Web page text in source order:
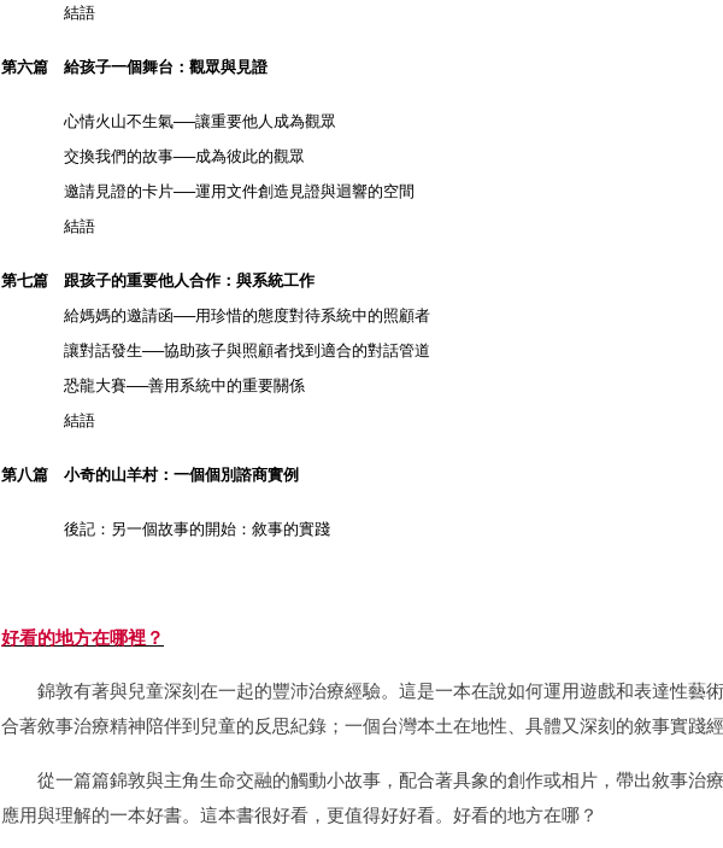
結語
第六篇 給孩子一個舞台：觀眾與見證
心情火山不生氣──讓重要他人成為觀眾
交換我們的故事──成為彼此的觀眾
邀請見證的卡片──運用文件創造見證與迴響的空間
結語
第七篇 跟孩子的重要他人合作：與系統工作
給媽媽的邀請函──用珍惜的態度對待系統中的照顧者
讓對話發生──協助孩子與照顧者找到適合的對話管道
恐龍大賽──善用系統中的重要關係
結語
第八篇 小奇的山羊村：一個個別諮商實例
後記：另一個故事的開始：敘事的實踐
好看的地方在哪裡？
錦敦有著與兒童深刻在一起的豐沛治療經驗。這是一本在說如何運用遊戲和表達性藝
合著敘事治療精神陪伴到兒童的反思紀錄；一個台灣本土在地性、具體又深刻的敘事實踐經
從一篇篇錦敦與主角生命交融的觸動小故事，配合著具象的創作或相片，帶出敘事治
應用與理解的一本好書。這本書很好看，更值得好好看。好看的地方在哪？